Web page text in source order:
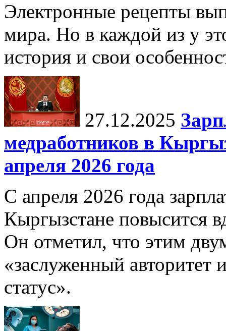
Электронные рецепты
мира. Но в каждой из у
история и свои
27.12.2025
медработников в
апреля 2026 года
С апреля 2026 года
Кыргызстане повысится
Он отметил, что этим
«заслуженный
статус».